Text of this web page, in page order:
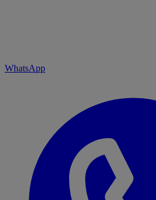
WhatsApp